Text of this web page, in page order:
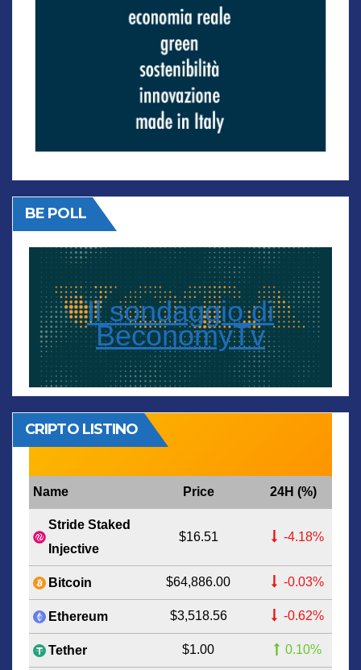
BE POLL
Il sondaggio di
BeconomyTv
CRIPTO LISTINO
Name Price 24H (%)
Stride Staked
Injective
$16.51 -4.18%
Bitcoin $64,886.00 -0.03%
Ethereum $3,518.56 -0.62%
Tether $1.00 0.10%